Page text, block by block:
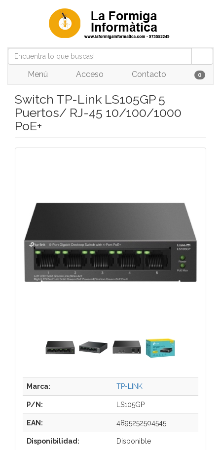
Menú Acceso Contacto 0
Switch TP-Link LS105GP 5
Puertos/ RJ-45 10/100/1000
PoE+
Marca: TP-LINK
P/N: LS105GP
EAN: 4895252504545
Disponibilidad: Disponible